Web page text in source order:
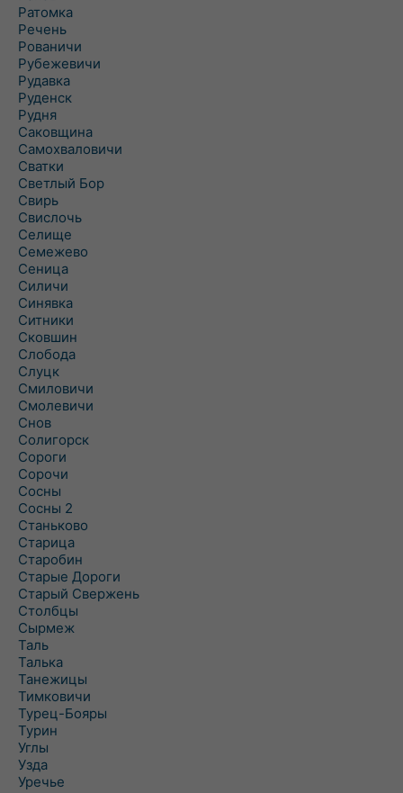
Ратомка
Речень
Рованичи
Рубежевичи
Рудавка
Руденск
Рудня
Саковщина
Самохваловичи
Сватки
Светлый Бор
Свирь
Свислочь
Селище
Семежево
Сеница
Силичи
Синявка
Ситники
Сковшин
Слобода
Слуцк
Смиловичи
Смолевичи
Снов
Солигорск
Сороги
Сорочи
Сосны
Сосны 2
Станьково
Старица
Старобин
Старые Дороги
Старый Свержень
Столбцы
Сырмеж
Таль
Талька
Танежицы
Тимковичи
Турец-Бояры
Турин
Углы
Узда
Уречье